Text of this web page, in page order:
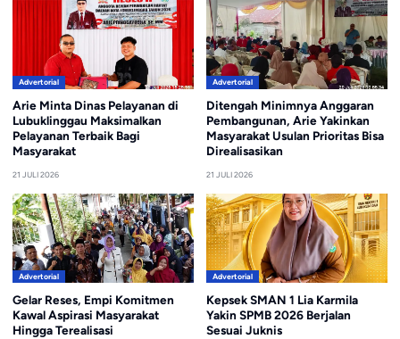
Advertorial
Arie Minta Dinas Pelayanan di
Lubuklinggau Maksimalkan
Pelayanan Terbaik Bagi
Masyarakat
21 JULI 2026
Advertorial
Ditengah Minimnya Anggaran
Pembangunan, Arie Yakinkan
Masyarakat Usulan Prioritas Bisa
Direalisasikan
21 JULI 2026
Advertorial
Gelar Reses, Empi Komitmen
Kawal Aspirasi Masyarakat
Hingga Terealisasi
Advertorial
Kepsek SMAN 1 Lia Karmila
Yakin SPMB 2026 Berjalan
Sesuai Juknis